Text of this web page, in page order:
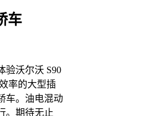
车
验沃尔沃 S90
率的大型插
车。油电混动
期待无止